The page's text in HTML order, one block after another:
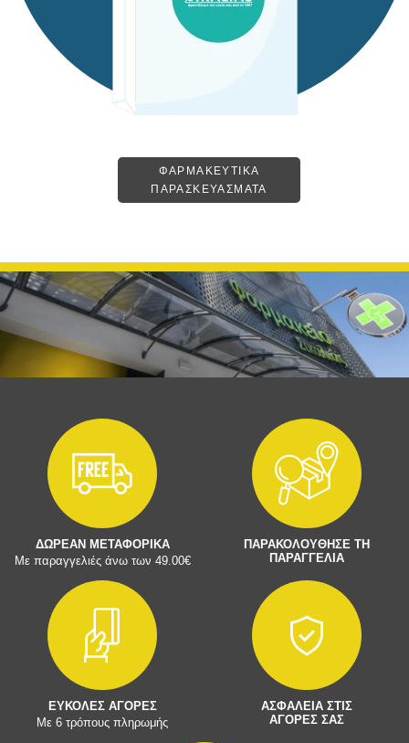
ΦΑΡΜΑΚΕΥΤΙΚΑ
ΠΑΡΑΣΚΕΥΑΣΜΑΤΑ
ΔΩΡΕΑΝ ΜΕΤΑΦΟΡΙΚΑ
Με παραγγελιές άνω των 49.00€
ΠΑΡΑΚΟΛΟΥΘΗΣΕ ΤΗ
ΠΑΡΑΓΓΕΛΙΑ
ΕΥΚΟΛΕΣ ΑΓΟΡΕΣ
Με 6 τρόπους πληρωμής
ΑΣΦΑΛΕΙΑ ΣΤΙΣ
ΑΓΟΡΕΣ ΣΑΣ